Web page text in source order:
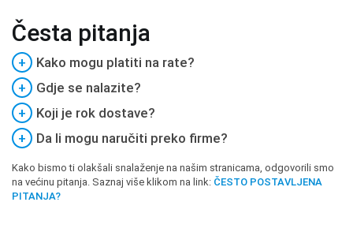
Česta pitanja
+
Kako mogu platiti na rate?
+
Gdje se nalazite?
+
Koji je rok dostave?
+
Da li mogu naručiti preko firme?
Kako bismo ti olakšali snalaženje na našim stranicama, odgovorili smo
na većinu pitanja. Saznaj više klikom na link: ČESTO POSTAVLJENA
PITANJA?